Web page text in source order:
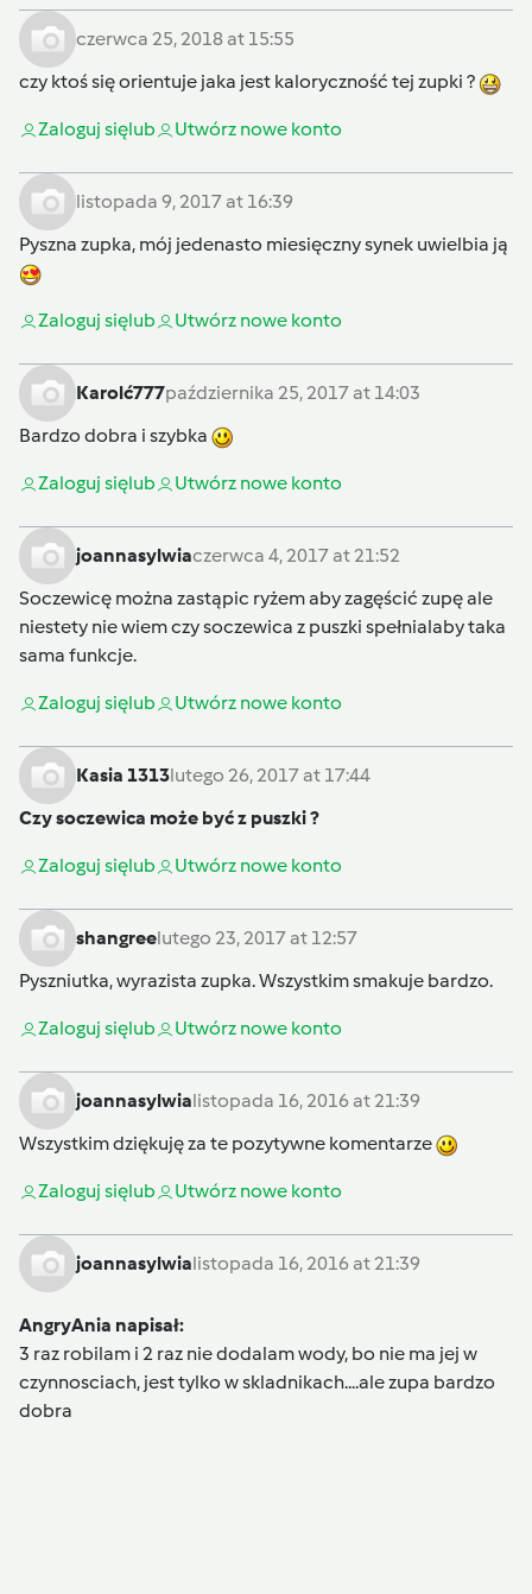
czerwca 25, 2018 at 15:55
czy ktoś się orientuje jaka jest kaloryczność tej zupki ?
Zaloguj sięlub Utwórz nowe konto
listopada 9, 2017 at 16:39
Pyszna zupka, mój jedenasto miesięczny synek uwielbia ją
Zaloguj sięlub Utwórz nowe konto
Karolć777października 25, 2017 at 14:03
Bardzo dobra i szybka
Zaloguj sięlub Utwórz nowe konto
joannasylwiaczerwca 4, 2017 at 21:52
Soczewicę można zastąpic ryżem aby zagęścić zupę ale
niestety nie wiem czy soczewica z puszki spełnialaby taka
sama funkcje.
Zaloguj sięlub Utwórz nowe konto
Kasia 1313lutego 26, 2017 at 17:44
Czy soczewica może być z puszki ?
Zaloguj sięlub Utwórz nowe konto
shangreelutego 23, 2017 at 12:57
Pyszniutka, wyrazista zupka. Wszystkim smakuje bardzo.
Zaloguj sięlub Utwórz nowe konto
joannasylwialistopada 16, 2016 at 21:39
Wszystkim dziękuję za te pozytywne komentarze
Zaloguj sięlub Utwórz nowe konto
joannasylwialistopada 16, 2016 at 21:39
AngryAnia napisał:
3 raz robilam i 2 raz nie dodalam wody, bo nie ma jej w
czynnosciach, jest tylko w skladnikach....ale zupa bardzo
dobra